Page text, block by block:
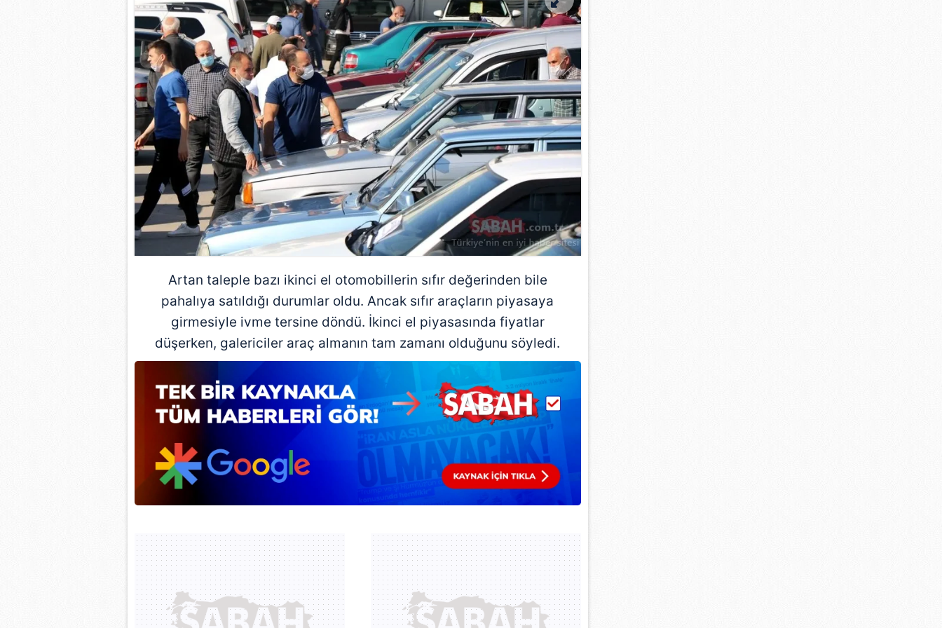
mevzuata uygun olarak kullanılan çerezlerle ilgili bilgi almak için lütfentıklayınız.
Artan taleple bazı ikinci el otomobillerin sıfır değerinden bile
pahalıya satıldığı durumlar oldu. Ancak sıfır araçların piyasaya
girmesiyle ivme tersine döndü. İkinci el piyasasında fiyatlar
düşerken, galericiler araç almanın tam zamanı olduğunu söyledi.